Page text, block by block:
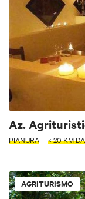
Az.
PIANURA < 20 KM
AGRITURISMO